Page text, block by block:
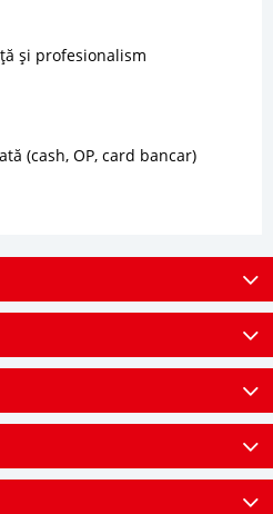
și profesionalism
(cash, OP, card bancar)